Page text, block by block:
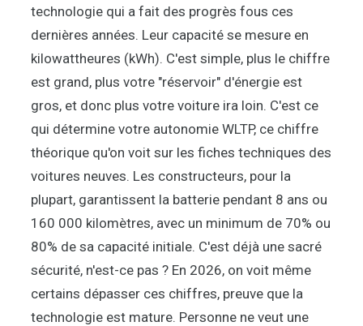
technologie qui a fait des progrès fous ces
dernières années. Leur capacité se mesure en
kilowattheures (kWh). C'est simple, plus le chiffre
est grand, plus votre "réservoir" d'énergie est
gros, et donc plus votre voiture ira loin. C'est ce
qui détermine votre autonomie WLTP, ce chiffre
théorique qu'on voit sur les fiches techniques des
voitures neuves. Les constructeurs, pour la
plupart, garantissent la batterie pendant 8 ans ou
160 000 kilomètres, avec un minimum de 70% ou
80% de sa capacité initiale. C'est déjà une sacré
sécurité, n'est-ce pas ? En 2026, on voit même
certains dépasser ces chiffres, preuve que la
technologie est mature. Personne ne veut une